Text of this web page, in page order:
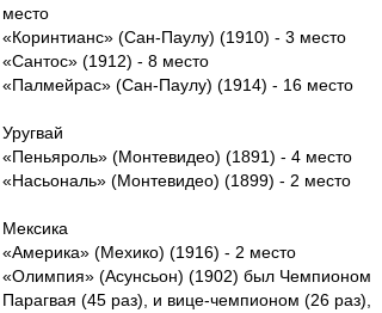
место
«Коринтианс» (Сан-Паулу) (1910) - 3 место
«Сантос» (1912) - 8 место
«Палмейрас» (Сан-Паулу) (1914) - 16 место
Уругвай
«Пеньяроль» (Монтевидео) (1891) - 4 место
«Насьональ» (Монтевидео) (1899) - 2 место
Мексика
«Америка» (Мехико) (1916) - 2 место
«Олимпия» (Асунсьон) (1902) был Чемпионом
Парагвая (45 раз), и вице-чемпионом (26 раз),